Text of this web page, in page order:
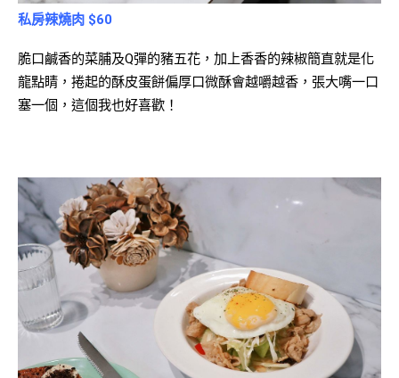
私房辣燒肉 $60
脆口鹹香的菜脯及Q彈的豬五花，加上香香的辣椒簡直就是化
龍點睛，捲起的酥皮蛋餅偏厚口微酥會越嚼越香，張大嘴一口
塞一個，這個我也好喜歡！